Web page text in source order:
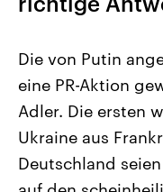
Landtagswahl
2026
Alle Informationen
Sachsen-Anhalt wählt
September 2026 einen
Landtag. Seit 2021
Bundesland von einer
Die von Putin
eine PR-Aktion
Adler. Die ersten
Ukraine aus
Deutschland